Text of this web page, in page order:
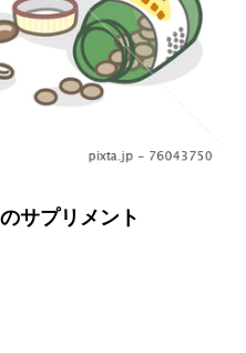
サプリメント